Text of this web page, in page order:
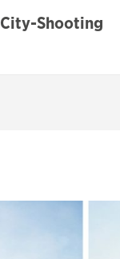
City-Shooting